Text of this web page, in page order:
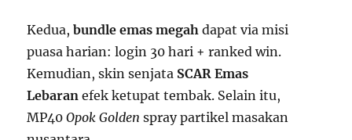
Kedua,bundle emas megah dapat via misi
puasa harian: login 30 hari + ranked win.
Kemudian, skin senjata SCAR Emas
Lebaran efek ketupat tembak. Selain itu,
MP40Opok Golden spray partikel masakan